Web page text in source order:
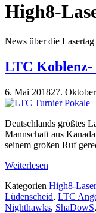
High8-
News über die
LTC
6. Mai 201827.
Deutschlands größtes
Mannschaft aus
seinem großen Ruf
Weiterlesen
Kategorien High8-
Lüdenscheid, LTC
Nighthawks, ShaDowS,